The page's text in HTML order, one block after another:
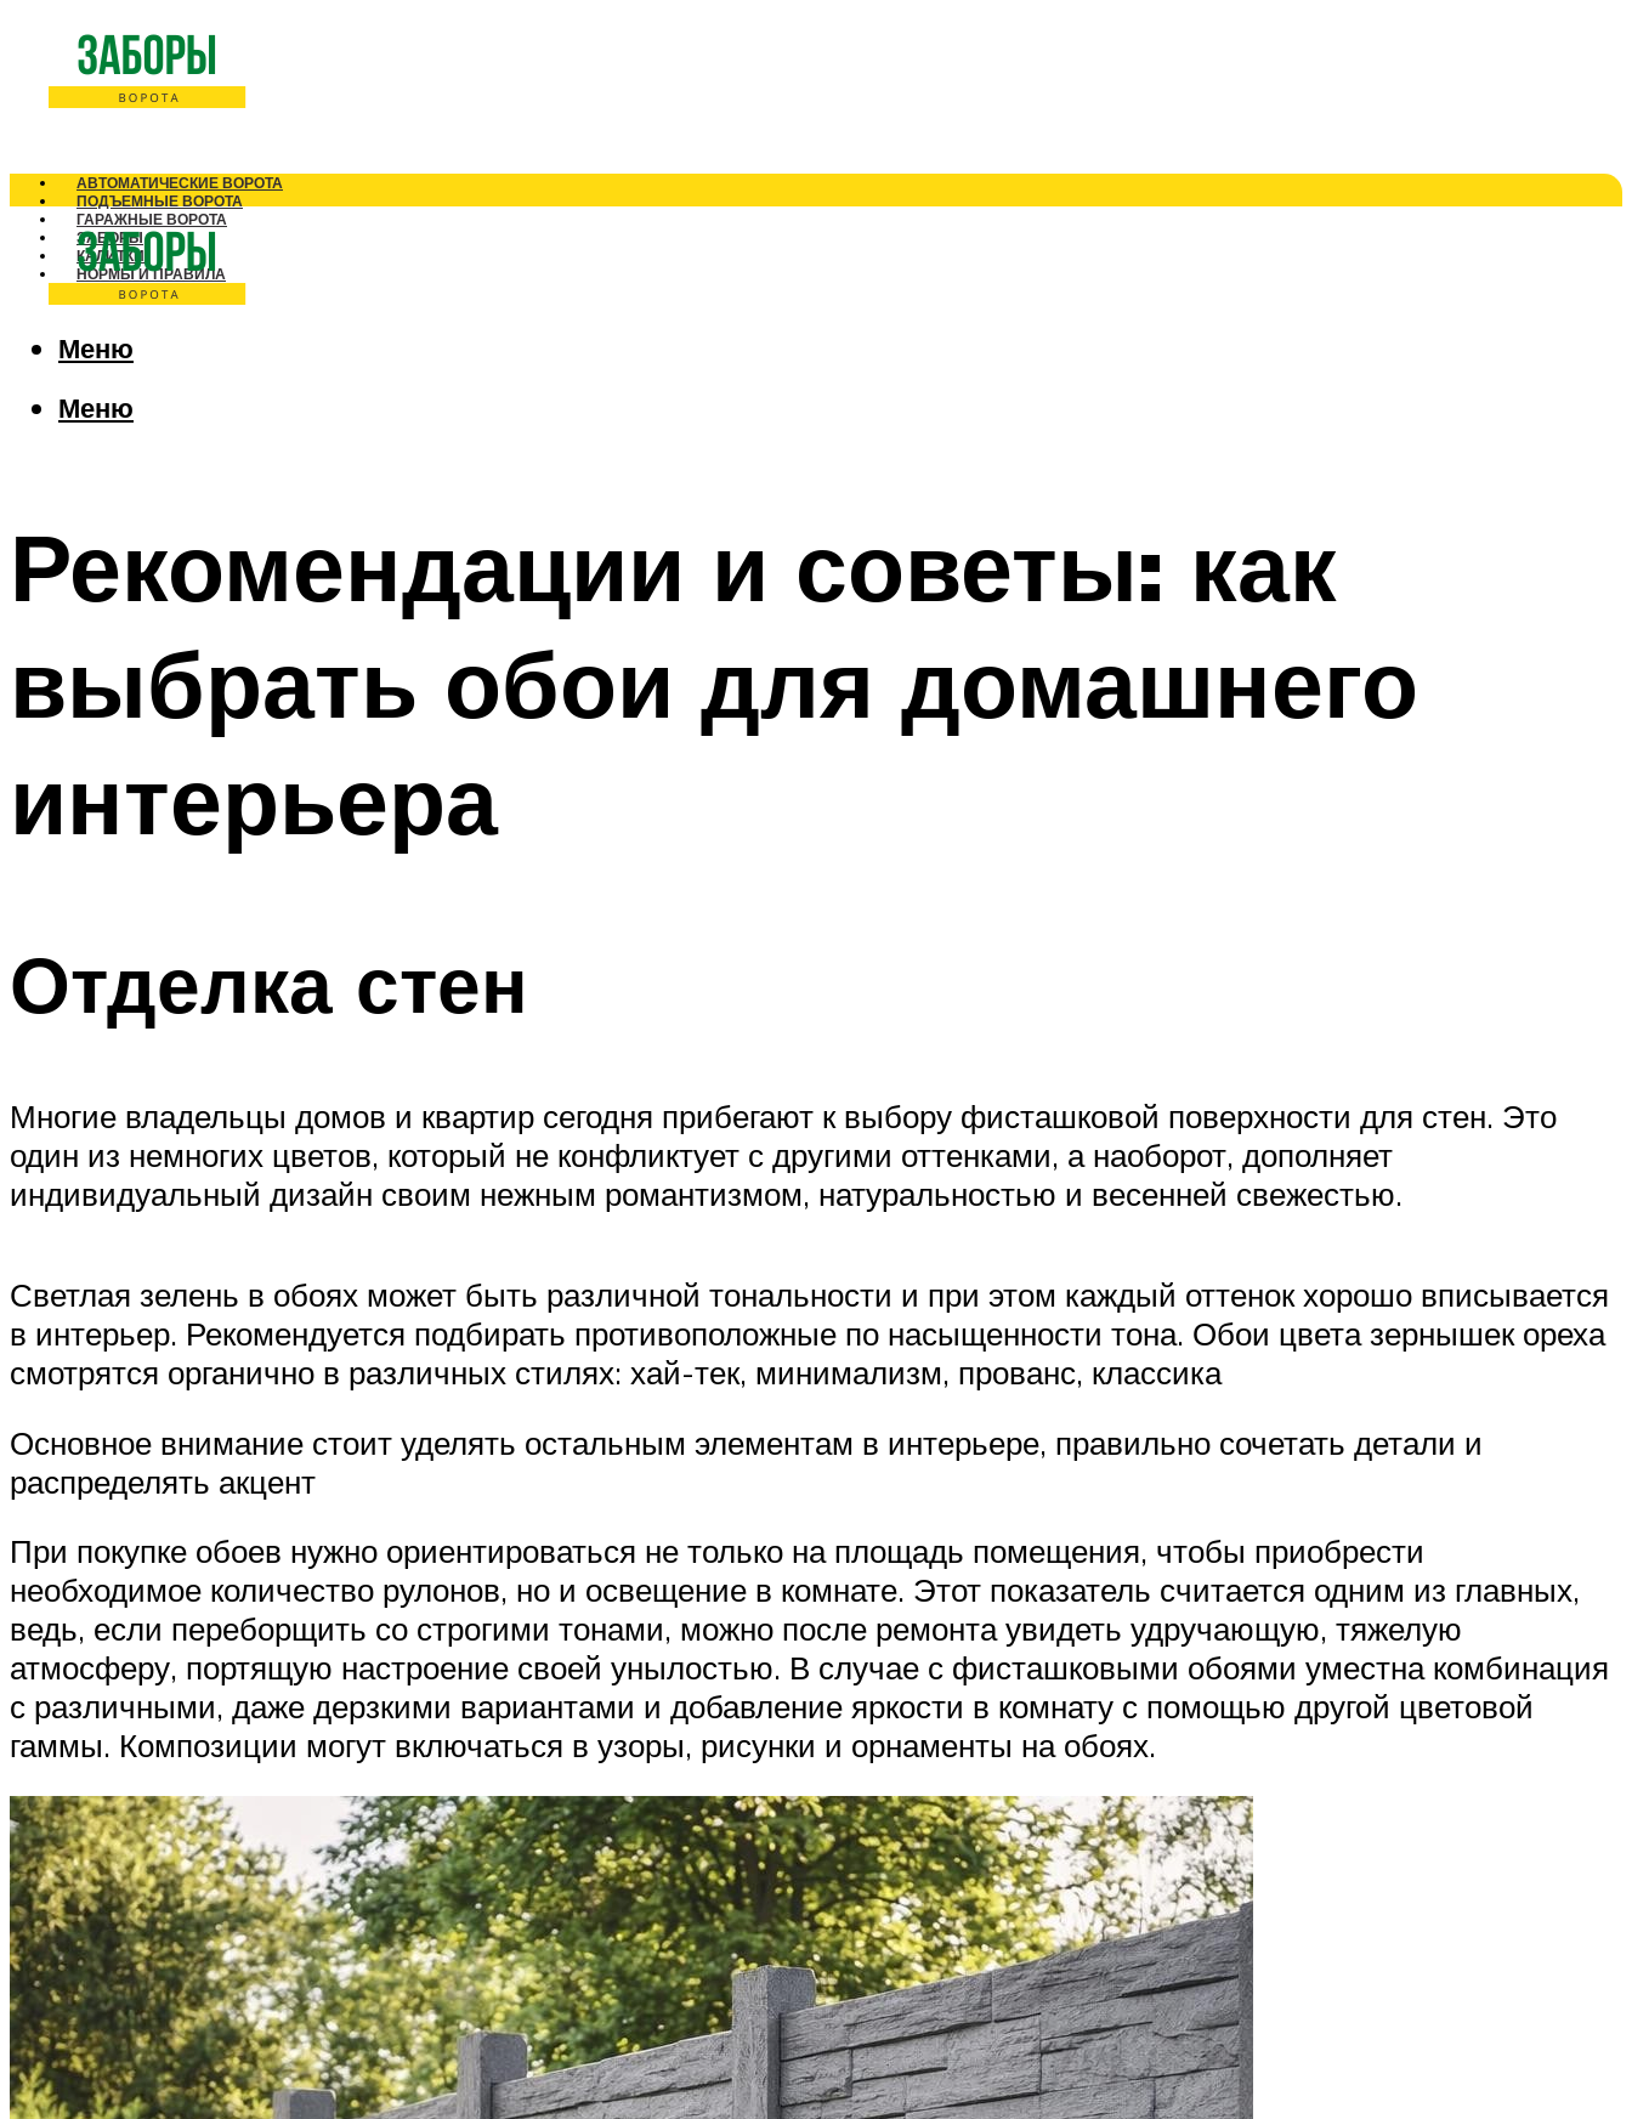
АВТОМАТИЧЕСКИЕ ВОРОТА
ПОДЪЕМНЫЕ ВОРОТА
ГАРАЖНЫЕ ВОРОТА
ЗАБОРЫ
КАЛИТКИ
НОРМЫ И ПРАВИЛА
Меню
Меню
Рекомендации и советы: как
выбрать обои для домашнего
интерьера
Отделка стен
Многие владельцы домов и квартир сегодня прибегают к выбору фисташковой поверхности для стен. Это
один из немногих цветов, который не конфликтует с другими оттенками, а наоборот, дополняет
индивидуальный дизайн своим нежным романтизмом, натуральностью и весенней свежестью.
Светлая зелень в обоях может быть различной тональности и при этом каждый оттенок хорошо вписывается
в интерьер. Рекомендуется подбирать противоположные по насыщенности тона. Обои цвета зернышек ореха
смотрятся органично в различных стилях: хай-тек, минимализм, прованс, классика
Основное внимание стоит уделять остальным элементам в интерьере, правильно сочетать детали и
распределять акцент
При покупке обоев нужно ориентироваться не только на площадь помещения, чтобы приобрести
необходимое количество рулонов, но и освещение в комнате. Этот показатель считается одним из главных,
ведь, если переборщить со строгими тонами, можно после ремонта увидеть удручающую, тяжелую
атмосферу, портящую настроение своей унылостью. В случае с фисташковыми обоями уместна комбинация
с различными, даже дерзкими вариантами и добавление яркости в комнату с помощью другой цветовой
гаммы. Композиции могут включаться в узоры, рисунки и орнаменты на обоях.